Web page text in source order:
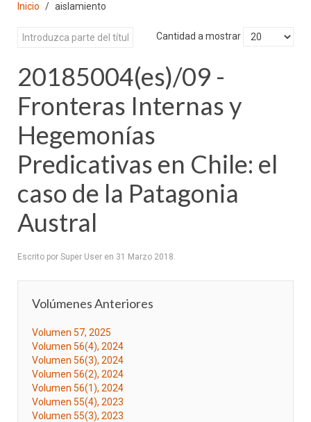
Inicio aislamiento
Cantidad a mostrar
20185004(es)/09 -
Fronteras Internas y
Hegemonías
Predicativas en Chile: el
caso de la Patagonia
Austral
Escrito por Super User en 31 Marzo 2018.
Volúmenes Anteriores
Volumen 57, 2025
Volumen 56(4), 2024
Volumen 56(3), 2024
Volumen 56(2), 2024
Volumen 56(1), 2024
Volumen 55(4), 2023
Volumen 55(3), 2023